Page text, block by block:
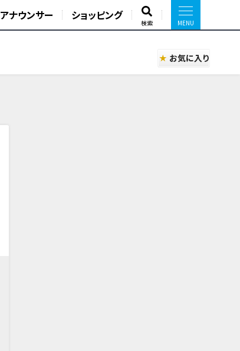
アナウンサー ショッピング
検索
お気に入り